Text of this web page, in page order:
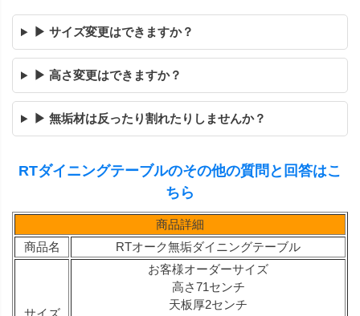
▶ サイズ変更はできますか？
▶ 高さ変更はできますか？
▶ 無垢材は反ったり割れたりしませんか？
RTダイニングテーブルのその他の質問と回答はこ
ちら
商品詳細
商品名
RTオーク無垢ダイニングテーブル
お客様オーダーサイズ
高さ71センチ
天板厚2センチ